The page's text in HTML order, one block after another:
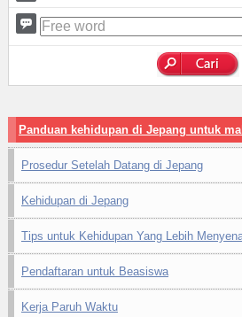
Panduan kehidupan di Jepang untuk
Prosedur Setelah Datang di Jepang
Kehidupan di Jepang
Tips untuk Kehidupan Yang Lebih
Pendaftaran untuk Beasiswa
Kerja Paruh Waktu